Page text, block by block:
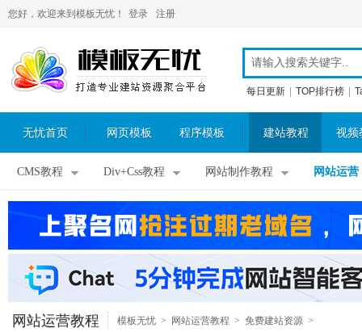
您好，欢迎来到模板无忧！ 登录 注册
每日更新 TOP排行榜
无忧首页 网页模板 程序模板 建站教程 视频
CMS教程 Div+Css教程 网站制作教程 网站运营
网站运营教程 模板无忧 > 网站运营教程 > 免费建站资源 >